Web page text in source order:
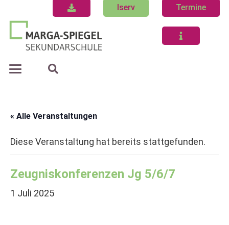
Iserv Termine
« Alle Veranstaltungen
Diese Veranstaltung hat bereits stattgefunden.
Zeugniskonferenzen Jg 5/6/7
1 Juli 2025